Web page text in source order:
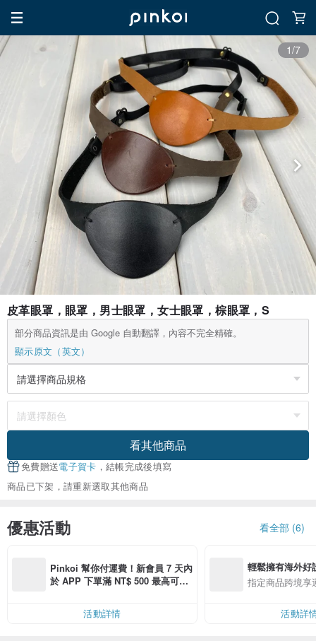
1/7
皮革眼罩，眼罩，男士眼罩，女士眼罩，棕眼罩，S
部分商品資訊是由 Google 自動翻譯，內容不完全精確。
顯示原文（英文）
看其他商品
免費贈送電子賀卡 ，結帳完成後填寫
商品已下架，請重新選取其他商品
優惠活動 看全部 (6)
Pinkoi 幫你付運費！新會員 7 天內
於 APP 下單滿 NT$ 500 最高可折
活動詳情
輕鬆擁有海外好
指定商品跨境享
活動詳